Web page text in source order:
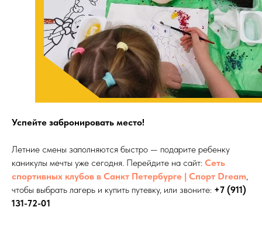
Успейте забронировать место!
Летние смены заполняются быстро — подарите ребенку
каникулы мечты уже сегодня. Перейдите на сайт: Сеть
спортивных клубов в Санкт Петербурге | Cпорт Dream,
чтобы выбрать лагерь и купить путевку, или звоните: +7 (911)
131-72-01